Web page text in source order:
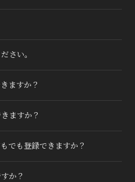
さい。
ますか？
ますか？
でも登録できますか？
か？